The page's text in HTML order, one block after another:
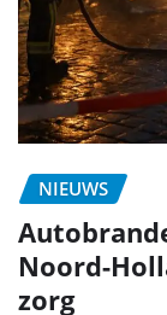
NIEUWS
Noord-
zorg